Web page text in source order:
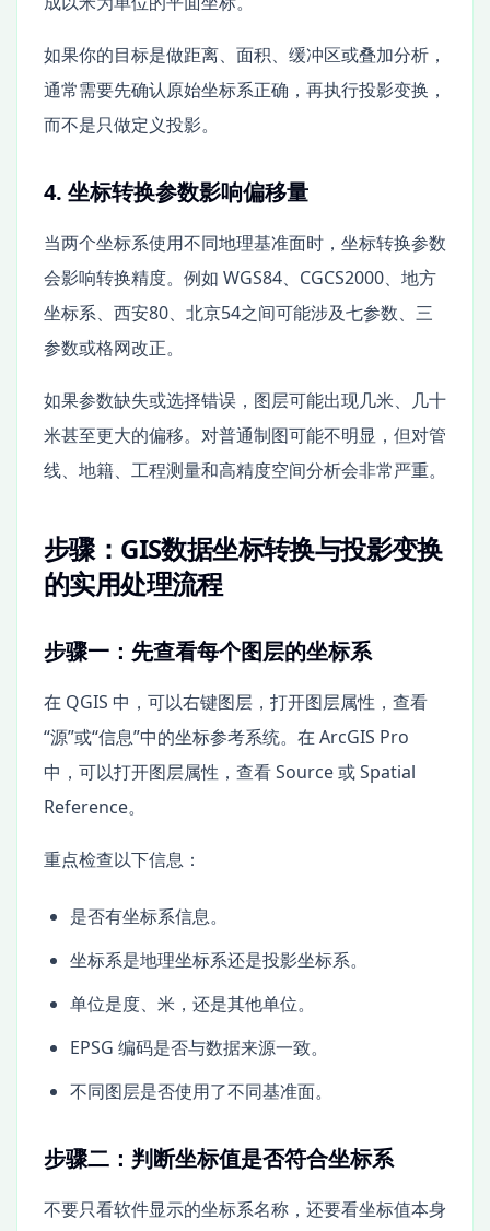
如果你的目标是做距离、面积、缓冲区或叠加分析，
通常需要先确认原始坐标系正确，再执行投影变换，
而不是只做定义投影。
4. 坐标转换参数影响偏移量
当两个坐标系使用不同地理基准面时，坐标转换参数
会影响转换精度。例如 WGS84、CGCS2000、地方
坐标系、西安80、北京54之间可能涉及七参数、三
参数或格网改正。
如果参数缺失或选择错误，图层可能出现几米、几十
米甚至更大的偏移。对普通制图可能不明显，但对管
线、地籍、工程测量和高精度空间分析会非常严重。
步骤：GIS数据坐标转换与投影变换
的实用处理流程
步骤一：先查看每个图层的坐标系
在 QGIS 中，可以右键图层，打开图层属性，查看
“源”或“信息”中的坐标参考系统。在 ArcGIS Pro
中，可以打开图层属性，查看 Source 或 Spatial
Reference。
重点检查以下信息：
是否有坐标系信息。
坐标系是地理坐标系还是投影坐标系。
单位是度、米，还是其他单位。
EPSG 编码是否与数据来源一致。
不同图层是否使用了不同基准面。
步骤二：判断坐标值是否符合坐标系
不要只看软件显示的坐标系名称，还要看坐标值本身